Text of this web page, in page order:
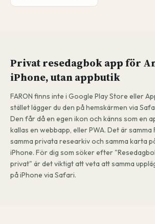
Privat resedagbok app för
iPhone, utan appbutik
FARON finns inte i Google Play Store eller
stället lägger du den på hemskärmen via
Den får då en egen ikon och känns som en
kallas en webbapp, eller PWA. Det är samma
samma privata researkiv och samma karta
iPhone. För dig som söker efter
privat" är det viktigt att veta att samma
på iPhone via Safari.